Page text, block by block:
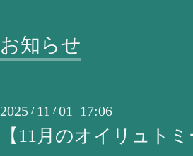
お知らせ
2025 / 11 /01 17:06
【11月のオイリュトミ